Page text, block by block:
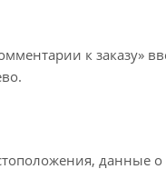
к заказу»
данные